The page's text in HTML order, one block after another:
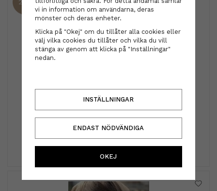
25%
Nõberu of Sweden
179 kr 239 kr
INFO KÖP
vi in information om användarna, deras
mönster och deras enheter.
Klicka på "Okej" om du tillåter alla cookies eller
välj vilka cookies du tillåter och vilka du vill
stänga av genom att klicka på "Inställningar"
nedan.
INSTÄLLNINGAR
ENDAST NÖDVÄNDIGA
OKEJ